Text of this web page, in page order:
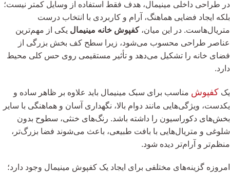
در طراحی داخلی مینیمال، هدف فقط استفاده از وسایل کمتر نیست؛
بلکه ایجاد فضایی هماهنگ، آرام و کاربردی با انتخاب درست
متریال‌هاست. در این میان،کفپوش خانه مینیمال یکی از مهم‌ترین
عناصر طراحی محسوب می‌شود، زیرا سطح کف بخش بزرگی از
فضای خانه را تشکیل می‌دهد و تأثیر مستقیمی روی حس کلی محیط
دارد.
یک کفپوش مناسب برای سبک مینیمال باید علاوه بر ظاهر ساده و
یکدست، ویژگی‌هایی مانند دوام بالا، نگهداری آسان و هماهنگی با سایر
بخش‌های دکوراسیون را داشته باشد. رنگ‌های خنثی، سطوح بدون
شلوغی و متریال‌هایی با بافت طبیعی، باعث می‌شوند فضا بزرگ‌تر،
منظم‌تر و آرام‌تر دیده شود.
امروزه گزینه‌های مختلفی برای ایجاد یک کفپوش مینیمال وجود دارد؛